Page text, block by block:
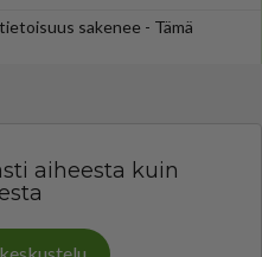
sakenee - Tämä
aiheesta kuin